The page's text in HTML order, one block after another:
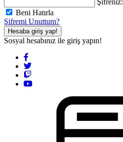
Beni Hatırla
Şifremi Unuttum?
Hesaba giriş yap!
Sosyal hesabınız ile giriş yapın!